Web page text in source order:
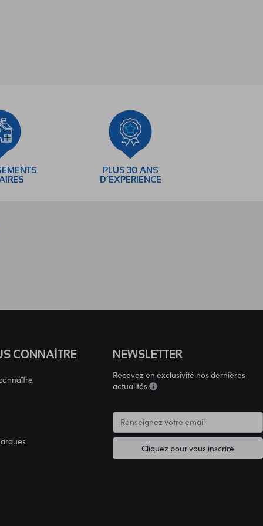
PLUS 30 ANS
D’EXPERIENCE
CONNAÎTRE NEWSLETTER
Recevez en exclusivité nos dernières
actualités
Cliquez pour vous inscrire